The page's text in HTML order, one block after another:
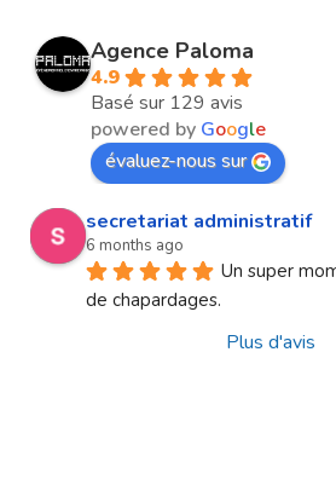
Agence Paloma
4.9
Basé sur 129 avis
powered by Google
évaluez-nous sur
secretariat administratif
6 months ago
Un super
de chapardages.
Plus d'avis